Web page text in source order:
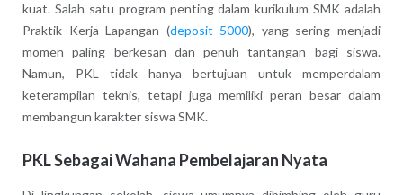
kuat. Salah satu program penting dalam kurikulum SMK adalah
Praktik Kerja Lapangan (deposit 5000), yang sering menjadi
momen paling berkesan dan penuh tantangan bagi siswa.
Namun, PKL tidak hanya bertujuan untuk memperdalam
keterampilan teknis, tetapi juga memiliki peran besar dalam
membangun karakter siswa SMK.
PKL Sebagai Wahana Pembelajaran Nyata